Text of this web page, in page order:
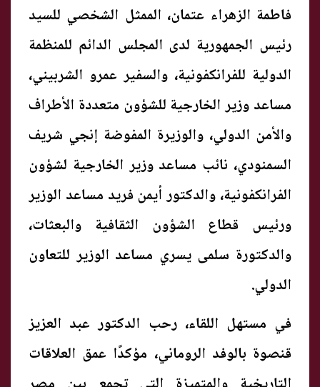
فاطمة الزهراء عتمان، الممثل الشخصي للسيد
رئيس الجمهورية لدى المجلس الدائم للمنظمة
الدولية للفرانكفونية، والسفير عمرو الشربيني،
مساعد وزير الخارجية للشؤون متعددة الأطراف
والأمن الدولي، والوزيرة المفوضة إنجي شريف
السمنودي، نائب مساعد وزير الخارجية لشؤون
الفرانكفونية، والدكتور أيمن فريد مساعد الوزير
ورئيس قطاع الشؤون الثقافية والبعثات،
والدكتورة سلمى يسري مساعد الوزير للتعاون
الدولي.
في مستهل اللقاء، رحب الدكتور عبد العزيز
قنصوة بالوفد الروماني، مؤكدًا عمق العلاقات